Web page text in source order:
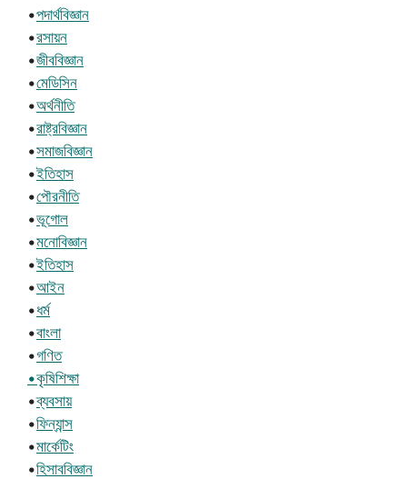
•পদার্থবিজ্ঞান
•রসায়ন
•জীববিজ্ঞান
•মেডিসিন
•অর্থনীতি
•রাষ্ট্রবিজ্ঞান
•সমাজবিজ্ঞান
•ইতিহাস
•পৌরনীতি
•ভূগোল
•মনোবিজ্ঞান
•ইতিহাস
•আইন
•ধর্ম
•বাংলা
•গণিত
•কৃষিশিক্ষা
•ব্যবসায়
•ফিন্যান্স
•মার্কেটিং
•হিসাববিজ্ঞান